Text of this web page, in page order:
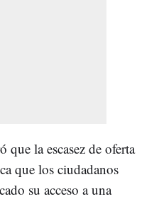
la escasez de oferta
que los ciudadanos
su acceso a una